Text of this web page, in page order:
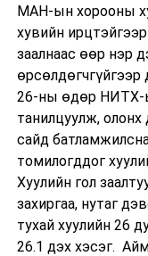
МАН-ын хорооны
хувийн
заалнаас өөр нэр
26-ны өдөр НИТХ-
танилцуулж,
сайд
томилогддог
Хуулийн гол
захиргаа, нутаг
тухай хуулийн 26
26.1 дэх хэсэг.